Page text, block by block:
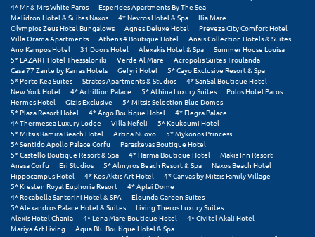
Κοκκώνι Κορινθίας
Κομοτηνή
Κόνιτσα
Κόρινθος
Κορώνη
Κουρούτα Ηλείας
Κουφονήσια
Κρήτη
Κρουαζιέρες
4* Mr & Mrs White Paros
Esperides Apartments By The Sea
Melidron Hotel & Suites Naxos
4* Nevros Hotel & Spa
Ilia Mare
Olympios Zeus Hotel Bungalows
Agnes Deluxe Hotel
Preveza City Comfort Hotel
Villa Orama Apartments
Athens 4 Boutique Hotel
Anais Collection Hotels & Suites
Ano Kampos Hotel
31 Doors Hotel Alexakis Hotel & Spa
Summer House Louisa
5* LAZART Hotel Thessaloniki
Verde Al Mare
Acropolis Suites Troulanda
Casa 77 Zante by Karras Hotels
Gefyri Hotel
5* Cayo Exclusive Resort & Spa
5* Porto Kea Suites
Stratos Apartments & Studios
4* SanSal Boutique Hotel
New York Hotel
4* Achillion Palace 5* Athina Luxury Suites
Polos Hotel Paros
Hermes Hotel
Gizis Exclusive
5* Mitsis Selection Blue Domes
5* Plaza Resort Hotel
4* Argo Boutique Hotel
4* Flegra Palace
4* Thermesea Luxury Lodge
Villa Nefeli
5* Koukoumi Hotel
5* Mitsis Ramira Beach Hotel
Artina Nuovo
5* Mykonos Princess
5* Sentido Apollo Palace Corfu
Paraskevas Boutique Hotel
5* Castello Boutique Resort & Spa
4* Harma Boutique Hotel
Makis Inn Resort
Anasa Corfu
Eri Studios 5* Almyros Beach Resort & Spa
Naxos Beach Hotel
Hippocampus Hotel
4* Kos Aktis Art Hotel
4* Canvas by Mitsis Family Village
5* Kresten Royal Euphoria Resort
4* Aplai Dome
4* Rocabella Santorini Hotel & SPA
Elounda Garden Suites
5* Alexandros Palace Hotel & Suites
Living Theros Luxury Suites
Alexis Hotel Chania
4* Lena Mare Boutique Hotel
4* Civitel Akali Hotel
Mariya Art Living
Aqua Blu Boutique Hotel & Spa